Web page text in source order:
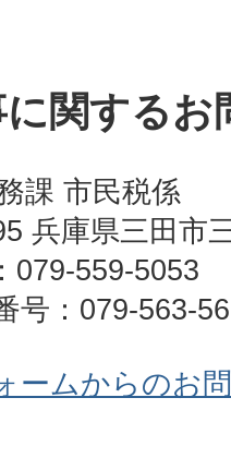
関するお
課 市民税係
兵庫県三田市
079-559-5053
号：079-563-
ームからのお